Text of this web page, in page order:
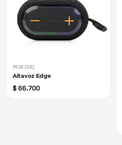
PROB2082
Altavoz Edge
$ 66.700